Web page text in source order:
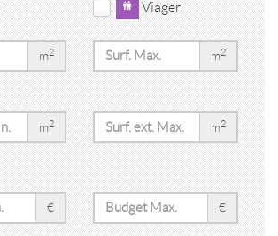
Viager
m2 m2
m2 m2
€ €